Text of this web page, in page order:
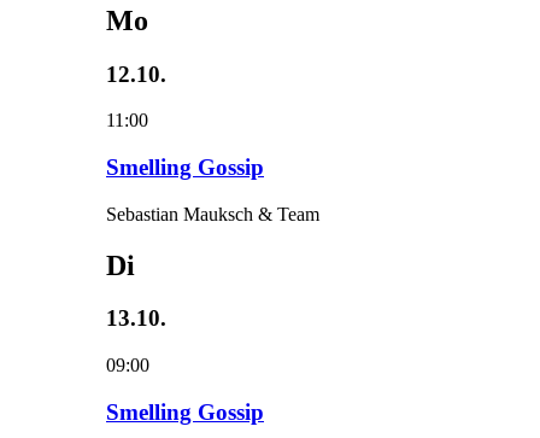
Mo
12.10.
11:00
Smelling Gossip
Sebastian Mauksch & Team
Di
13.10.
09:00
Smelling Gossip